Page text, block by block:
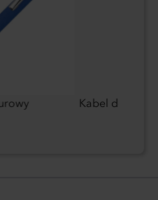
Kabel do